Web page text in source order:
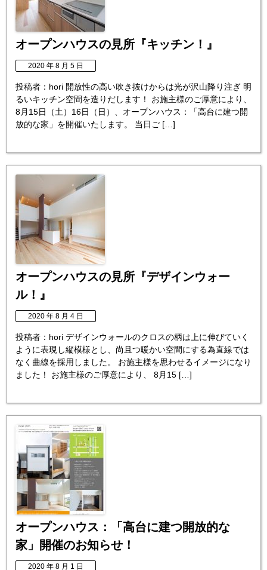
オープンハウスの見所『キッチン！』
2020 年 8 月 5 日
投稿者：hori 開放性の高い吹き抜けからは光が沢山降り注ぎ 明
るいキッチン空間を造りだします！ お施主様のご厚意により、
8月15日（土）16日（日）、オープンハウス：「高台に建つ開
放的な家」を開催いたします。 当日ご […]
オープンハウスの見所『デザインウォー
ル！』
2020 年 8 月 4 日
投稿者：hori デザインウォールのクロスの柄は上に伸びていく
ように表現し縦模様とし、尚且つ暖かい空間にする為直線では
なく曲線を採用しました。 お施主様を思わせるイメージになり
ました！ お施主様のご厚意により、 8月15 […]
オープンハウス：「高台に建つ開放的な
家」開催のお知らせ！
2020 年 8 月 1 日